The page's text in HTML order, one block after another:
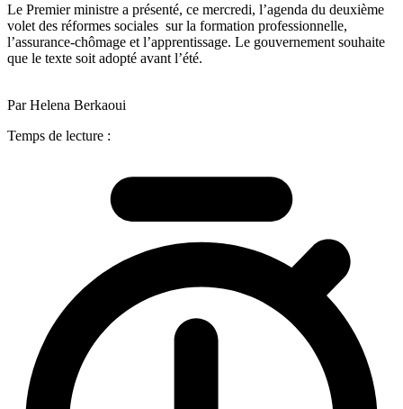
Le Premier ministre a présenté, ce mercredi, l’agenda du deuxième
volet des réformes sociales sur la formation professionnelle,
l’assurance-chômage et l’apprentissage. Le gouvernement souhaite
que le texte soit adopté avant l’été.
Par Helena Berkaoui
Temps de lecture :